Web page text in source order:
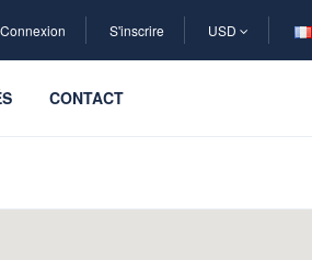
Connexion S'inscrire USD
CONTACT